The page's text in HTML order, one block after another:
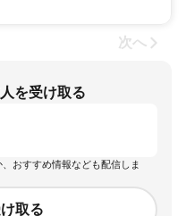
次へ
を受け取る
おすすめ情報なども配信しま
取る